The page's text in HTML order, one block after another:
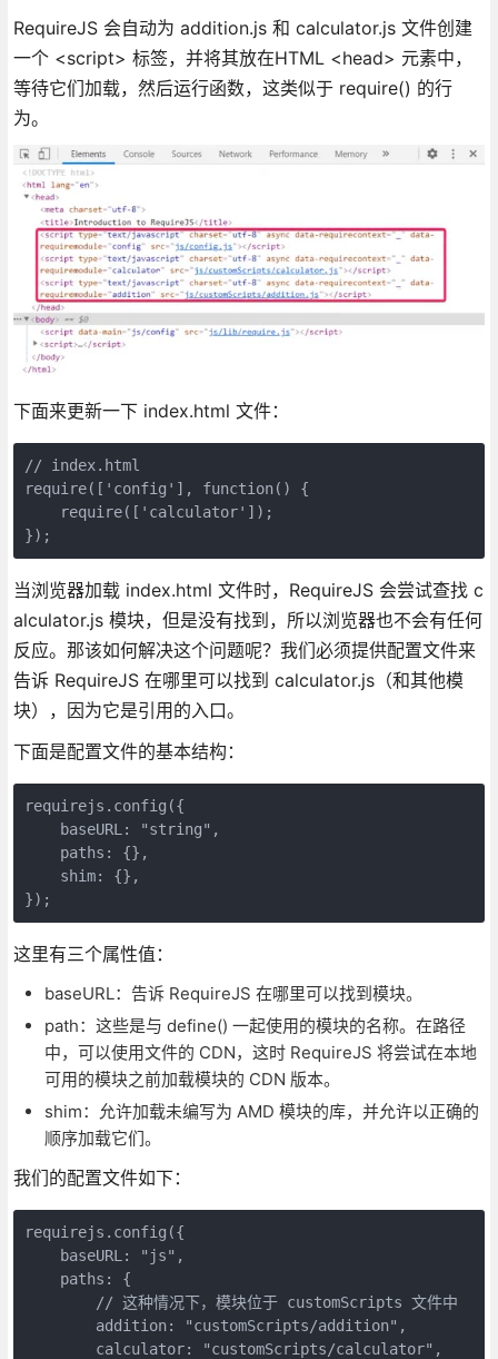
RequireJS 会自动为 addition.js 和 calculator.js 文件创建
一个 <script> 标签，并将其放在HTML <head> 元素中，
等待它们加载，然后运行函数，这类似于 require() 的行
为。
下面来更新一下 index.html 文件：
// index.html
require(['config'], function() {
    require(['calculator']);
});
当浏览器加载 index.html 文件时，RequireJS 会尝试查找 c
alculator.js 模块，但是没有找到，所以浏览器也不会有任何
反应。那该如何解决这个问题呢？我们必须提供配置文件来
告诉 RequireJS 在哪里可以找到 calculator.js（和其他模
块），因为它是引用的入口。
下面是配置文件的基本结构：
requirejs.config({
    baseURL: "string",
    paths: {},
    shim: {},
});
这里有三个属性值：
baseURL：告诉 RequireJS 在哪里可以找到模块。
path：这些是与 define() 一起使用的模块的名称。在路径
中，可以使用文件的 CDN，这时 RequireJS 将尝试在本地
可用的模块之前加载模块的 CDN 版本。
shim：允许加载未编写为 AMD 模块的库，并允许以正确的
顺序加载它们。
我们的配置文件如下：
requirejs.config({
    baseURL: "js",
    paths: {
        // 这种情况下，模块位于 customScripts 文件中
        addition: "customScripts/addition",
        calculator: "customScripts/calculator",